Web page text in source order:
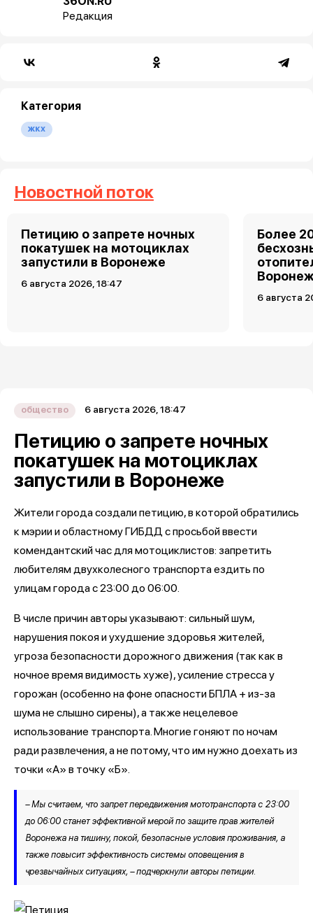
Редакция
Категория
жкх
Новостной поток
Петицию о запрете ночных
покатушек на мотоциклах
запустили в Воронеже
6 августа 2026, 18:47
Более
6 августа
общество 6 августа 2026, 18:47
Петицию о запрете ночных
покатушек на мотоциклах
запустили в Воронеже
Жители города создали петицию, в которой обратились
к мэрии и областному ГИБДД с просьбой ввести
комендантский час для мотоциклистов: запретить
любителям двухколесного транспорта ездить по
улицам города с 23:00 до 06:00.
В числе причин авторы указывают: сильный шум,
нарушения покоя и ухудшение здоровья жителей,
угроза безопасности дорожного движения (так как в
ночное время видимость хуже), усиление стресса у
горожан (особенно на фоне опасности БПЛА + из-за
шума не слышно сирены), а также нецелевое
использование транспорта. Многие гоняют по ночам
ради развлечения, а не потому, что им нужно доехать из
точки «А» в точку «Б».
– Мы считаем, что запрет передвижения мототранспорта с 23:00
до 06:00 станет эффективной мерой по защите прав жителей
Воронежа на тишину, покой, безопасные условия проживания, а
также повысит эффективность системы оповещения в
чрезвычайных ситуациях, – подчеркнули авторы петиции.